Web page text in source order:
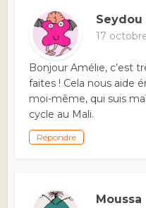
Seydou
17
Bonjour Amélie, c’est
faites ! Cela nous aide
moi-même, qui suis
cycle au Mali.
Répondre
Moussa